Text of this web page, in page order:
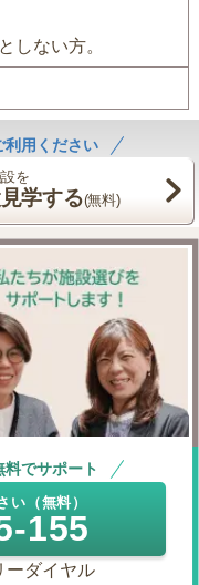
しない方。
利用ください
を
学する(無料)
でサポート
い（無料）
155
ーダイヤル